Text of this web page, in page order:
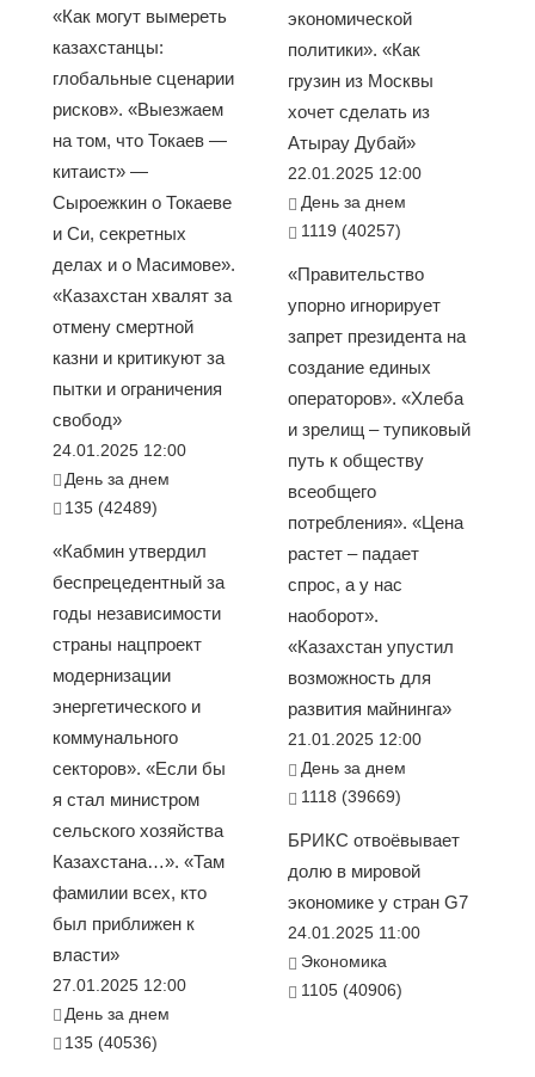
«Как могут вымереть
казахстанцы:
глобальные сценарии
рисков». «Выезжаем
на том, что Токаев —
китаист» —
Сыроежкин о Токаеве
и Си, секретных
делах и о Масимове».
«Казахстан хвалят за
отмену смертной
казни и критикуют за
пытки и ограничения
свобод»
24.01.2025 12:00
День за днем
135 (42489)
«Кабмин утвердил
беспрецедентный за
годы независимости
страны нацпроект
модернизации
энергетического и
коммунального
секторов». «Если бы
я стал министром
сельского хозяйства
Казахстана…». «Там
фамилии всех, кто
был приближен к
власти»
27.01.2025 12:00
День за днем
135 (40536)
экономической
политики». «Как
грузин из Москвы
хочет сделать из
Атырау Дубай»
22.01.2025 12:00
День за днем
1119 (40257)
«Правительство
упорно игнорирует
запрет президента на
создание единых
операторов». «Хлеба
и зрелищ – тупиковый
путь к обществу
всеобщего
потребления». «Цена
растет – падает
спрос, а у нас
наоборот».
«Казахстан упустил
возможность для
развития майнинга»
21.01.2025 12:00
День за днем
1118 (39669)
БРИКС отвоёвывает
долю в мировой
экономике у стран G7
24.01.2025 11:00
Экономика
1105 (40906)